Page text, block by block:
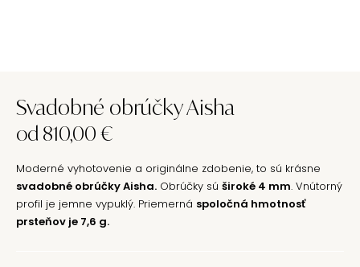
Svadobné obrúčky Aisha
od 810,00 €
Moderné vyhotovenie a originálne zdobenie, to sú krásne
svadobné obrúčky Aisha. Obrúčky sú široké 4 mm. Vnútorný
profil je jemne vypuklý. Priemerná spoločná hmotnosť
prsteňov je 7,6 g.